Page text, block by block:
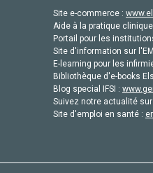
Site e-commerce :
Aide à la pratique
Portail pour les
Site d'information sur
E-learning pour les
Bibliothèque d'e-books
Blog special IFSI :
Suivez notre actualité
Site d'emploi en santé :